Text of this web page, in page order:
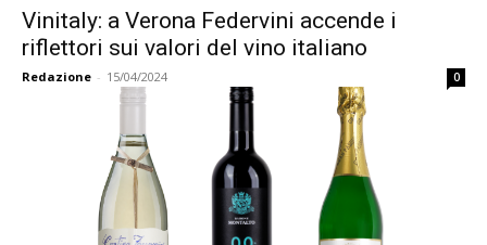
Vinitaly: a Verona Federvini accende i
riflettori sui valori del vino italiano
Redazione - 15/04/2024 0